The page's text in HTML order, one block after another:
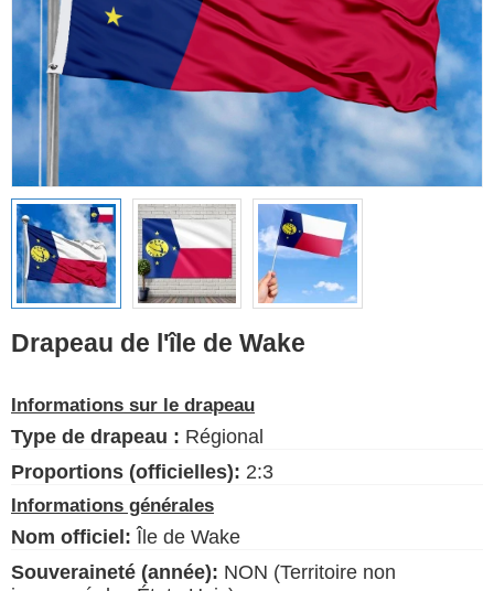
Drapeaux de la
communauté LGBT
Drapeaux historiques
Drapeaux ethniques
Drapeaux des États-
Unis (États)
Langue Français
Blog
S'il vous plaît, aidez à soutenir
ce site en faisant un petit don
Drapeau de l'île de Wake
Informations sur le drapeau
Type de drapeau : Régional
Proportions (officielles): 2:3
Informations générales
Nom officiel: Île de Wake
Souveraineté (année): NON (Territoire non